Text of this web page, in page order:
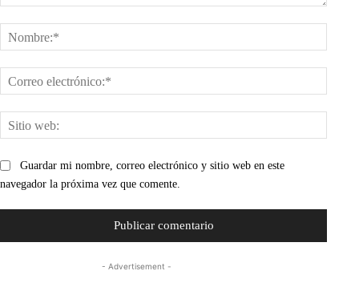
web:
Guardar mi nombre, correo electrónico y sitio web en este
navegador la próxima vez que comente.
- Advertisement -